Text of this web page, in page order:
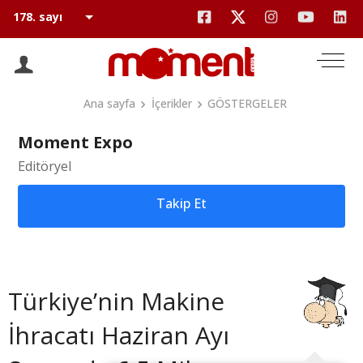
Ana sayfa İçerikler GÖSTERGELER
Moment Expo
Editöryel
Takip Et
Türkiye’nin Makine
İhracatı Haziran Ayı